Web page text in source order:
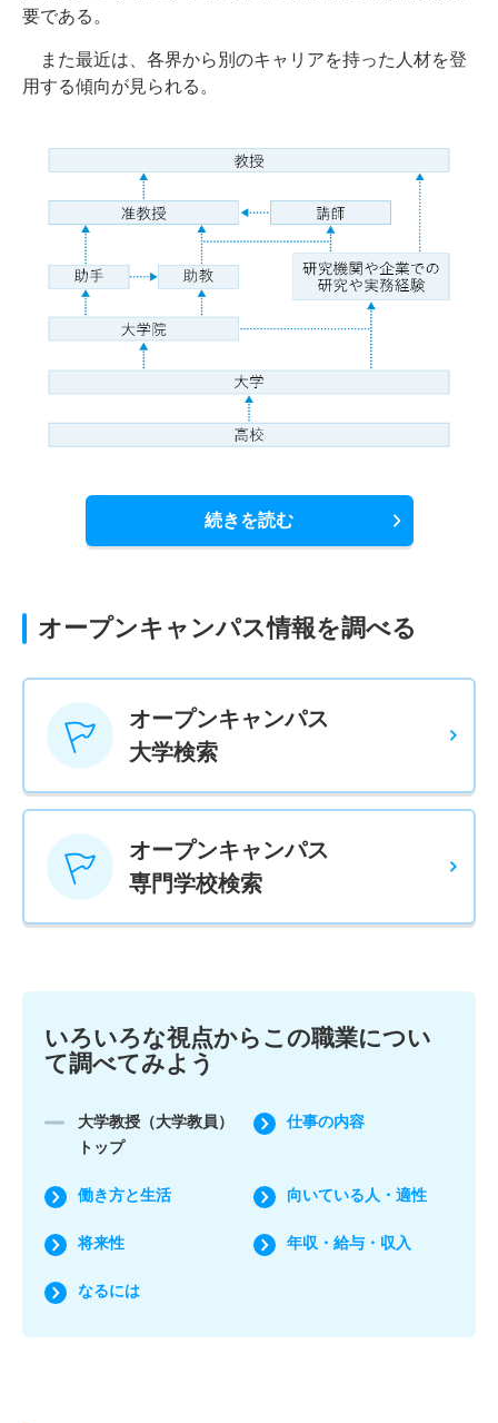
要である。
また最近は、各界から別のキャリアを持った人材を登
用する傾向が見られる。
続きを読む
オープンキャンパス情報を調べる
オープンキャンパス
大学検索
オープンキャンパス
専門学校検索
いろいろな視点からこの職業につい
て調べてみよう
大学教授（大学教員）
トップ
仕事の内容
働き方と生活 向いている人・適性
将来性 年収・給与・収入
なるには